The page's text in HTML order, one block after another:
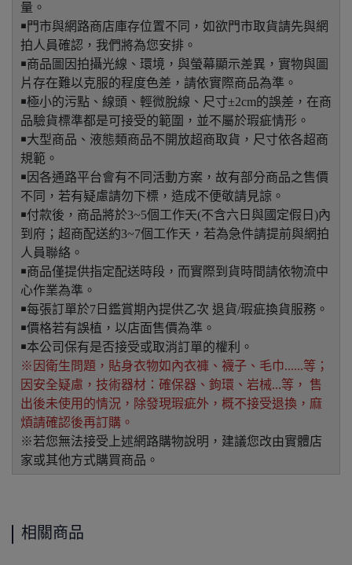
量。
￭門市與網路商店庫存位置不同，如欲門市取貨請先與網
拍人員確認，我們將為您安排。
￭商品圖因拍攝光線、環境，與螢幕顯示差異，實物與圖
片存在難以克服的程度色差，請依實際商品為準。
￭極小的污點、線頭、輕微脫線、尺寸±2cm的誤差，在商
品驗貨標準都是可接受的範圍，並不屬於瑕疵情形。
￭大型商品、液態類商品不開放超商取貨，尺寸依各超商
規範。
￭因各通路平台會有不同活動方案，故有部分商品之售價
不同，若有疑慮請勿下標，造成不便敬請見諒。
￭付款後，商品將於3~5個工作天(不含六日與國定假日)內
到府；超商配送約3~7個工作天，若為急件請提前與網拍
人員聯絡。
￭商品僅提供指定配送時段，而實際到貨時間請依物流中
心作業為準。
￭每張訂單於7日鑑賞期內提供乙次 退貨/瑕疵換貨服務。
￭價格若有誤植，以店面售價為準。
￭本公司保有是否接受或取消訂單的權利。
※因衛生問題，貼身衣物如內衣褲、襪子、毛巾......等；
因安全疑慮，技術器材：確保器、鉤環、岩械...等， 售
出後未使用的情況，除發現瑕疵外，概不接受退換，麻
煩請確認後再訂購。
※若您無法接受上述網路購物說明，建議您改由實體店
家或其他方式購買商品。
相關商品